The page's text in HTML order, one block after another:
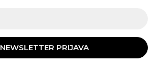
NEWSLETTER PRIJAVA